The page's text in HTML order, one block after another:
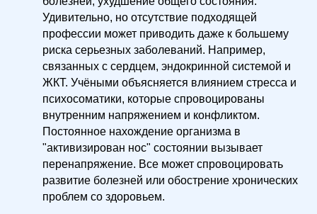
Удивительно, но отсутствие подходящей
профессии может приводить даже к большему
риска серьезных заболеваний. Например,
связанных с сердцем, эндокринной системой и
ЖКТ. Учёными объясняется влиянием стресса и
психосоматики, которые спровоцированы
внутренним напряжением и конфликтом.
Постоянное нахождение организма в
"активизирован нос" состоянии вызывает
перенапряжение. Все может спровоцировать
развитие болезней или обострение хронических
проблем со здоровьем.